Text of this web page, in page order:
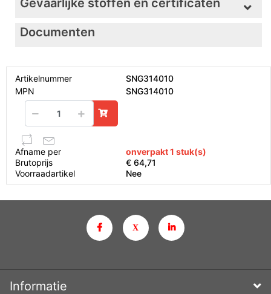
Documenten
Artikelnummer
SNG314010
MPN
SNG314010
Afname per
onverpakt 1 stuk(s)
Brutoprijs
€ 64,71
Voorraadartikel
Nee
Informatie